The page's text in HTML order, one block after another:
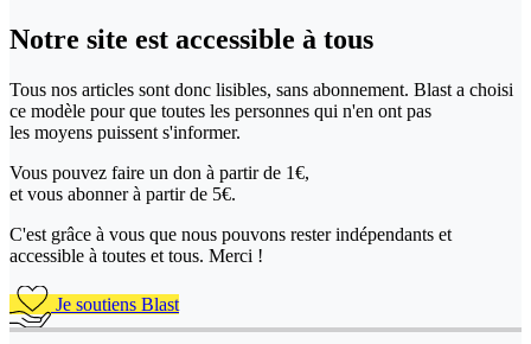
Notre site est accessible à tous
Tous nos articles sont donc lisibles, sans abonnement. Blast a choisi
ce modèle pour que toutes les personnes qui n'en ont pas
les moyens puissent s'informer.
Vous pouvez faire un don à partir de 1€,
et vous abonner à partir de 5€.
C'est grâce à vous que nous pouvons rester indépendants et
accessible à toutes et tous. Merci !
Je soutiens Blast